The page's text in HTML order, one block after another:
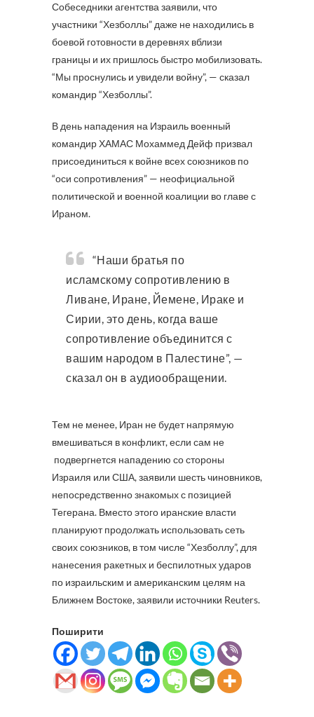
Собеседники агентства заявили, что
участники “Хезболлы” даже не находились в
боевой готовности в деревнях вблизи
границы и их пришлось быстро мобилизовать.
“Мы проснулись и увидели войну”, — сказал
командир “Хезболлы”.
В день нападения на Израиль военный
командир ХАМАС Мохаммед Дейф призвал
присоединиться к войне всех союзников по
“оси сопротивления” — неофициальной
политической и военной коалиции во главе с
Ираном.
“Наши братья по
исламскому сопротивлению в
Ливане, Иране, Йемене, Ираке и
Сирии, это день, когда ваше
сопротивление объединится с
вашим народом в Палестине”, —
сказал он в аудиообращении.
Тем не менее, Иран не будет напрямую
вмешиваться в конфликт, если сам не
подвергнется нападению со стороны
Израиля или США, заявили шесть чиновников,
непосредственно знакомых с позицией
Тегерана. Вместо этого иранские власти
планируют продолжать использовать сеть
своих союзников, в том числе “Хезболлу”, для
нанесения ракетных и беспилотных ударов
по израильским и американским целям на
Ближнем Востоке, заявили источники Reuters.
Поширити